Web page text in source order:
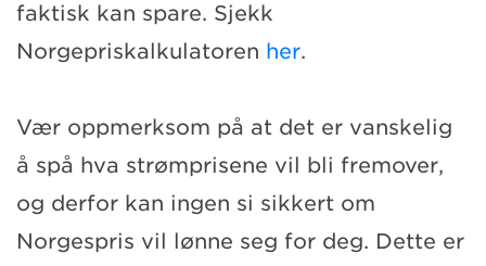
faktisk kan spare. Sjekk
Norgepriskalkulatoren her.
Vær oppmerksom på at det er vanskelig
å spå hva strømprisene vil bli fremover,
og derfor kan ingen si sikkert om
Norgespris vil lønne seg for deg. Dette er